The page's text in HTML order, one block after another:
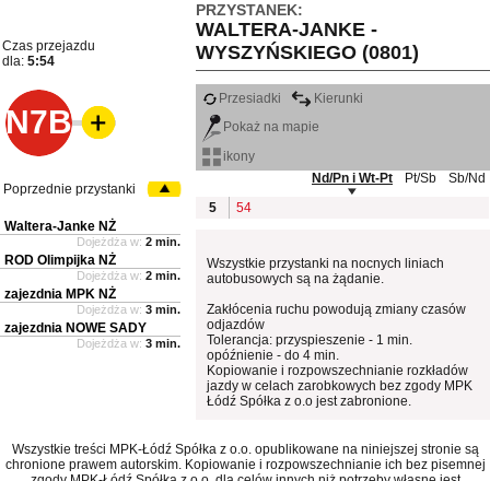
PRZYSTANEK:
WALTERA-JANKE -
WYSZYŃSKIEGO (0801)
Czas przejazdu
dla: 5:54
N7B
Przesiadki
Kierunki
Pokaż na mapie
ikony
Nd/Pn i Wt-Pt
Pt/Sb
Sb/Nd
5
54
Wszystkie przystanki na nocnych liniach
autobusowych są na żądanie.
Zakłócenia ruchu powodują zmiany czasów
odjazdów
Tolerancja: przyspieszenie - 1 min.
opóźnienie - do 4 min.
Kopiowanie i rozpowszechnianie rozkładów
jazdy w celach zarobkowych bez zgody MPK
Łódź Spółka z o.o jest zabronione.
Poprzednie przystanki
Waltera-Janke NŻ
Dojeżdża w: 2 min.
ROD Olimpijka NŻ
Dojeżdża w: 2 min.
zajezdnia MPK NŻ
Dojeżdża w: 3 min.
zajezdnia NOWE SADY
Dojeżdża w: 3 min.
Wszystkie treści MPK-Łódź Spółka z o.o. opublikowane na niniejszej stronie są
chronione prawem autorskim. Kopiowanie i rozpowszechnianie ich bez pisemnej